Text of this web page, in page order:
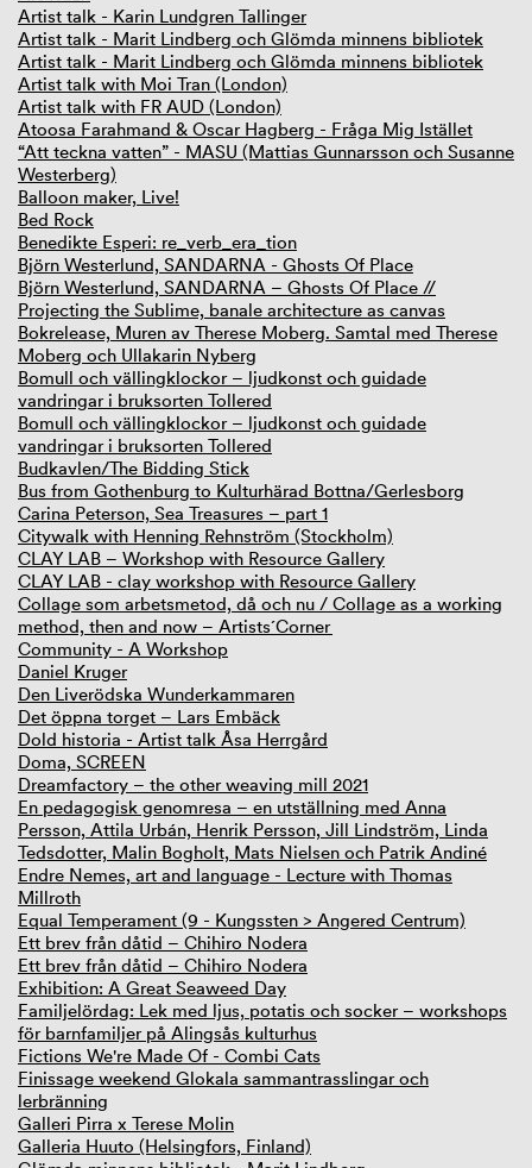
Artist talk - Karin Lundgren Tallinger
Artist talk - Marit Lindberg och Glömda minnens bibliotek
Artist talk - Marit Lindberg och Glömda minnens bibliotek
Artist talk with Moi Tran (London)
Artist talk with FR AUD (London)
Atoosa Farahmand & Oscar Hagberg - Fråga Mig Istället
“Att teckna vatten” - MASU (Mattias Gunnarsson och Susanne
Westerberg)
Balloon maker, Live!
Bed Rock
Benedikte Esperi: re_verb_era_tion
Björn Westerlund, SANDARNA - Ghosts Of Place
Björn Westerlund, SANDARNA – Ghosts Of Place //
Projecting the Sublime, banale architecture as canvas
Bokrelease, Muren av Therese Moberg. Samtal med Therese
Moberg och Ullakarin Nyberg
Bomull och vällingklockor – ljudkonst och guidade
vandringar i bruksorten Tollered
Bomull och vällingklockor – ljudkonst och guidade
vandringar i bruksorten Tollered
Budkavlen/The Bidding Stick
Bus from Gothenburg to Kulturhärad Bottna/Gerlesborg
Carina Peterson, Sea Treasures – part 1
Citywalk with Henning Rehnström (Stockholm)
CLAY LAB – Workshop with Resource Gallery
CLAY LAB - clay workshop with Resource Gallery
Collage som arbetsmetod, då och nu / Collage as a working
method, then and now – Artists´Corner
Community - A Workshop
Daniel Kruger
Den Liverödska Wunderkammaren
Det öppna torget – Lars Embäck
Dold historia - Artist talk Åsa Herrgård
Doma, SCREEN
Dreamfactory – the other weaving mill 2021
En pedagogisk genomresa – en utställning med Anna
Persson, Attila Urbán, Henrik Persson, Jill Lindström, Linda
Tedsdotter, Malin Bogholt, Mats Nielsen och Patrik Andiné
Endre Nemes, art and language - Lecture with Thomas
Millroth
Equal Temperament (9 - Kungssten > Angered Centrum)
Ett brev från dåtid – Chihiro Nodera
Ett brev från dåtid – Chihiro Nodera
Exhibition: A Great Seaweed Day
Familjelördag: Lek med ljus, potatis och socker – workshops
för barnfamiljer på Alingsås kulturhus
Fictions We're Made Of - Combi Cats
Finissage weekend Glokala sammantrasslingar och
lerbränning
Galleri Pirra x Terese Molin
Galleria Huuto (Helsingfors, Finland)